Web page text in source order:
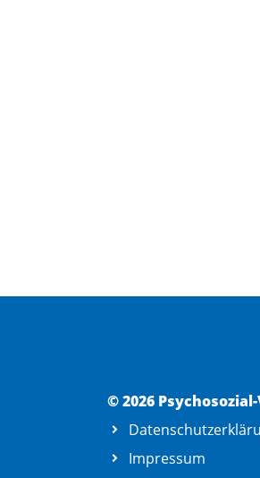
© 2026
Impressum